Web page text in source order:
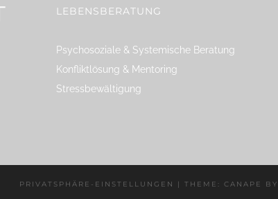
LEBENSBERATUNG
Psychosoziale & Systemische Beratung
Konfliktlösung & Mentoring
Stressbewältigung
PRIVATSPHÄRE-EINSTELLUNGEN | THEME: CANAPE BY